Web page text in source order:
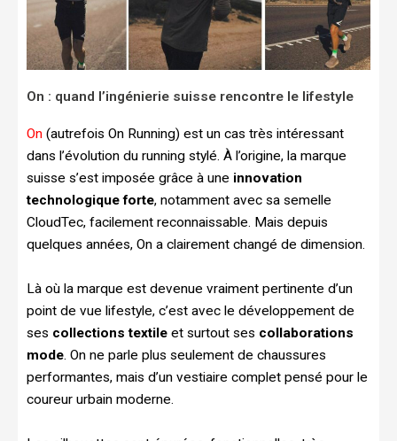
On : quand l’ingénierie suisse rencontre le lifestyle
On (autrefois On Running) est un cas très intéressant
dans l’évolution du running stylé. À l’origine, la marque
suisse s’est imposée grâce à une innovation
technologique forte, notamment avec sa semelle
CloudTec, facilement reconnaissable. Mais depuis
quelques années, On a clairement changé de dimension.
Là où la marque est devenue vraiment pertinente d’un
point de vue lifestyle, c’est avec le développement de
ses collections textile et surtout ses collaborations
mode. On ne parle plus seulement de chaussures
performantes, mais d’un vestiaire complet pensé pour le
coureur urbain moderne.